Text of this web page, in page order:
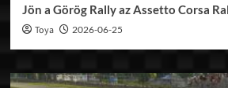
Jön a Görög Rally az Assetto Corsa
Toya 2026-06-25